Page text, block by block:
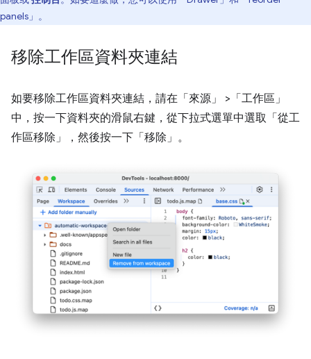
panels」 。
移除工作區資料夾連結
如要移除工作區資料夾連結，請在「來源」
>「工作區」
中，按一下資料夾的滑鼠右鍵，從下拉式選單中選取「從工
作區移除」
，然後按一下「移除」 。